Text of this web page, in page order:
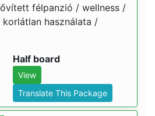
félpanzió / wellness /
korlátlan használata /
Half board
View
Translate This Package